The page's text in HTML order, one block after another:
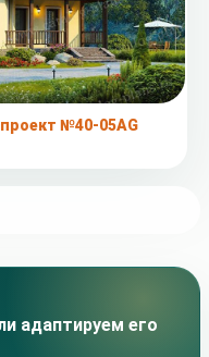
адаптируем его
№40-05AG